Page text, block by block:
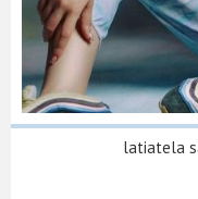
latiatela